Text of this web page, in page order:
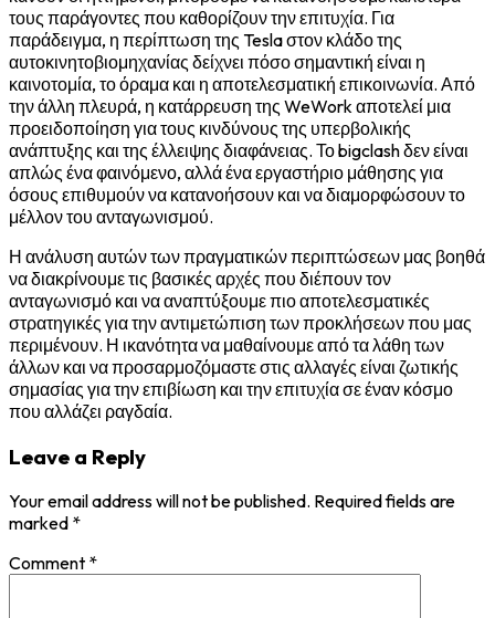
τους παράγοντες που καθορίζουν την επιτυχία. Για
παράδειγμα, η περίπτωση της Tesla στον κλάδο της
αυτοκινητοβιομηχανίας δείχνει πόσο σημαντική είναι η
καινοτομία, το όραμα και η αποτελεσματική επικοινωνία. Από
την άλλη πλευρά, η κατάρρευση της WeWork αποτελεί μια
προειδοποίηση για τους κινδύνους της υπερβολικής
ανάπτυξης και της έλλειψης διαφάνειας. Το bigclash δεν είναι
απλώς ένα φαινόμενο, αλλά ένα εργαστήριο μάθησης για
όσους επιθυμούν να κατανοήσουν και να διαμορφώσουν το
μέλλον του ανταγωνισμού.
Η ανάλυση αυτών των πραγματικών περιπτώσεων μας βοηθά
να διακρίνουμε τις βασικές αρχές που διέπουν τον
ανταγωνισμό και να αναπτύξουμε πιο αποτελεσματικές
στρατηγικές για την αντιμετώπιση των προκλήσεων που μας
περιμένουν. Η ικανότητα να μαθαίνουμε από τα λάθη των
άλλων και να προσαρμοζόμαστε στις αλλαγές είναι ζωτικής
σημασίας για την επιβίωση και την επιτυχία σε έναν κόσμο
που αλλάζει ραγδαία.
Leave a Reply
Your email address will not be published. Required fields are
marked *
Comment *